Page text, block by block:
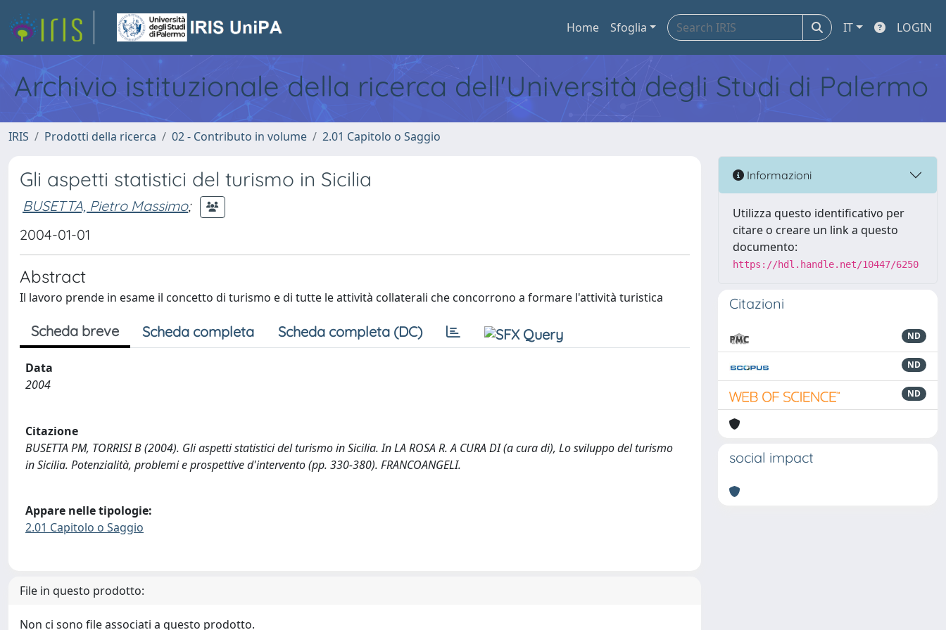
Home Sfoglia IT LOGIN
Archivio istituzionale della ricerca dell'Università degli Studi di Palermo
IRIS Prodotti della ricerca 02 - Contributo in volume 2.01 Capitolo o Saggio
Gli aspetti statistici del turismo in Sicilia
BUSETTA, Pietro Massimo;
2004-01-01
Abstract
Il lavoro prende in esame il concetto di turismo e di tutte le attività collaterali che concorrono a formare l'attività turistica
Scheda breve Scheda completa Scheda completa (DC)
Data
2004
Citazione
BUSETTA PM, TORRISI B (2004). Gli aspetti statistici del turismo in Sicilia. In LA ROSA R. A CURA DI (a cura di), Lo sviluppo del turismo
in Sicilia. Potenzialità, problemi e prospettive d'intervento (pp. 330-380). FRANCOANGELI.
Appare nelle tipologie:
2.01 Capitolo o Saggio
File in questo prodotto:
Non ci sono file associati a questo prodotto.
Informazioni
Utilizza questo identificativo per
citare o creare un link a questo
documento:
https://hdl.handle.net/10447/6250
Citazioni
ND
ND
ND
social impact